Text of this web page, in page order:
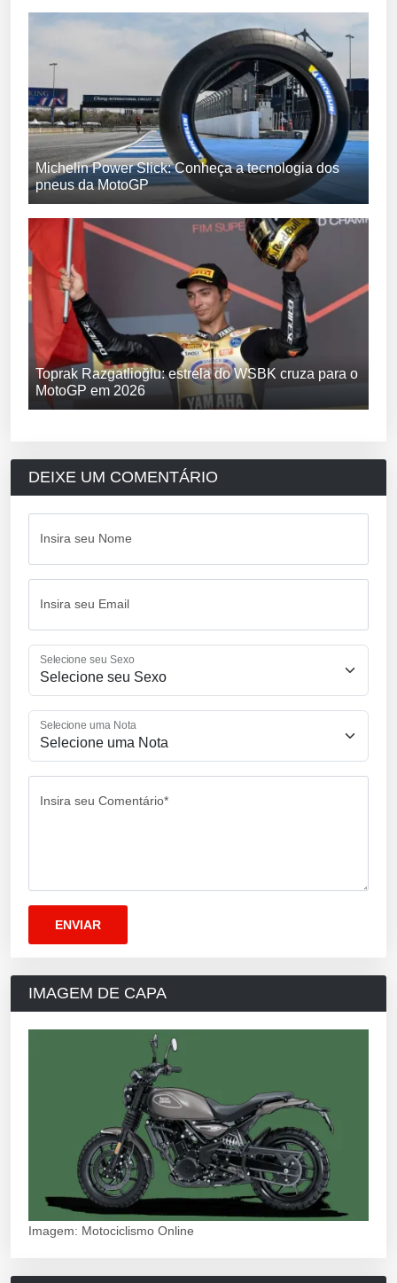
Michelin Power Slick: Conheça a tecnologia dos
pneus da MotoGP
Toprak Razgatlioğlu: estrela do WSBK cruza para o
MotoGP em 2026
DEIXE UM COMENTÁRIO
Insira seu Nome
Insira seu Email
Selecione seu Sexo
Selecione uma Nota
Insira seu Comentário*
IMAGEM DE CAPA
Imagem: Motociclismo Online